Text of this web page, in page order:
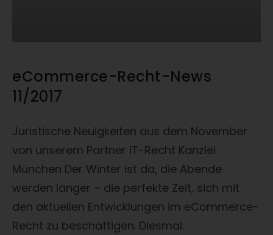
eCommerce-Recht-News
11/2017
Juristische Neuigkeiten aus dem November
von unserem Partner IT-Recht Kanzlei
München Der Winter ist da, die Abende
werden länger – die perfekte Zeit, sich mit
den aktuellen Entwicklungen im eCommerce-
Recht zu beschäftigen. Diesmal: